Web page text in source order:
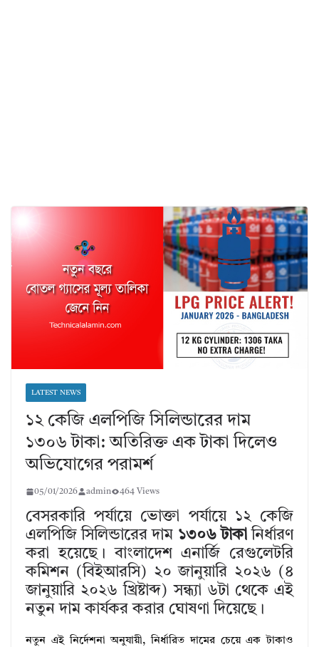
LATEST NEWS
১২ কেজি এলপিজি সিলিন্ডারের দাম
১৩০৬ টাকা: অতিরিক্ত এক টাকা দিলেও
অভিযোগের পরামর্শ
05/01/2026 admin 464 Views
বেসরকারি পর্যায়ে ভোক্তা পর্যায়ে ১২ কেজি
এলপিজি সিলিন্ডারের দাম ১৩০৬ টাকানির্ধারণ
করা হয়েছে। বাংলাদেশ এনার্জি রেগুলেটরি
কমিশন (বিইআরসি) ২০ জানুয়ারি ২০২৬ (৪
জানুয়ারি ২০২৬ খ্রিষ্টাব্দ) সন্ধ্যা ৬টা থেকে এই
নতুন দাম কার্যকর করার ঘোষণা দিয়েছে।
নতুন এই নির্দেশনা অনুযায়ী, নির্ধারিত দামের চেয়ে এক টাকাও